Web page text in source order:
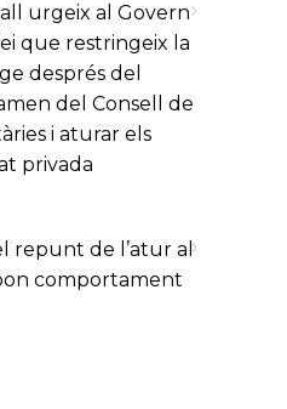
urgeix al Govern
que restringeix la
després del
del Consell de
i aturar els
privada
repunt de l’atur al
comportament